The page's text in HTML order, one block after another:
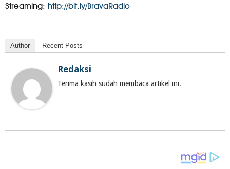
Streaming: http://bit.ly/BravaRadio
Author Recent Posts
Redaksi
Terima kasih sudah membaca artikel ini.